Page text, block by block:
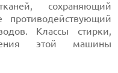
сохраняющий
противодействующий
Классы стирки,
этой машины